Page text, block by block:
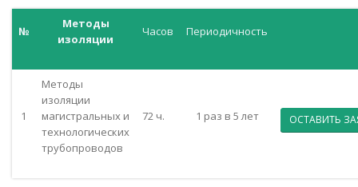
№
Методы
изоляции
Часов Периодичность
1
Методы
изоляции
магистральных и
технологических
трубопроводов
72 ч. 1 раз в 5 лет ОСТАВИТЬ